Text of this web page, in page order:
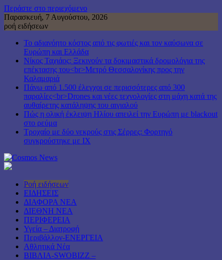
Περάστε στο περιεχόμενο
Παρασκευή, 7 Αυγούστου, 2026
ροή ειδήσεων
Το αδιανόητο κόστος από τις φωτιές και τον καύσωνα σε
Ευρώπη και Ελλάδα
Νίκος Ταχιάος: Ξεκινούν τα δοκιμαστικά δρομολόγια της
επέκτασης του<br>Μετρό Θεσσαλονίκης προς την
Καλαμαριά
Πάνω από 1.500 έλεγχοι σε περισσότερες από 300
παραλίες<br>Drones και νέες τεχνολογίες στη μάχη κατά της
αυθαίρετης κατάληψης του αιγιαλού
Πώς η ολική έκλειψη Ηλίου απειλεί την Ευρώπη με blackout
στο ρεύμα
Τροχαίο με δύο νεκρούς στις Σέρρες: Φορτηγό
συγκρούστηκε με ΙΧ
Ροή ειδήσεων
ΕΙΔΗΣΕΙΣ
ΔΙΑΦΟΡΑ ΝΕΑ
ΔΙΕΘΝΗ ΝΕΑ
ΠΕΡΙΦΕΡΕΙΑ
Υγεία – Διατροφή
Περιβάλλον-ΕΝΕΡΓΕΙΑ
Αθλητικά Νέα
ΒΙΒΛΙΑ-SWOBIZZ –